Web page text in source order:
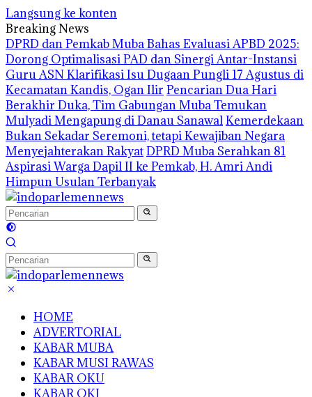
Langsung ke konten
Breaking News
DPRD dan Pemkab Muba Bahas Evaluasi APBD 2025:
Dorong Optimalisasi PAD dan Sinergi Antar-Instansi
Guru ASN Klarifikasi Isu Dugaan Pungli 17 Agustus di
Kecamatan Kandis, Ogan Ilir Pencarian Dua Hari
Berakhir Duka, Tim Gabungan Muba Temukan
Mulyadi Mengapung di Danau SanawalKemerdekaan
Bukan Sekadar Seremoni, tetapi Kewajiban Negara
Menyejahterakan RakyatDPRD Muba Serahkan 81
Aspirasi Warga Dapil II ke Pemkab, H. Amri Andi
Himpun Usulan Terbanyak
HOME
ADVERTORIAL
KABAR MUBA
KABAR MUSI RAWAS
KABAR OKU
KABAR OKI